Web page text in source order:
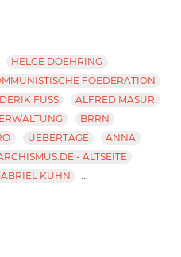
HELGE DOEHRING
FOEDERATION
FUSS
ALFRED MASUR
BRRN
UEBERTAGE
ANNA
- ALTSEITE
KUHN ...